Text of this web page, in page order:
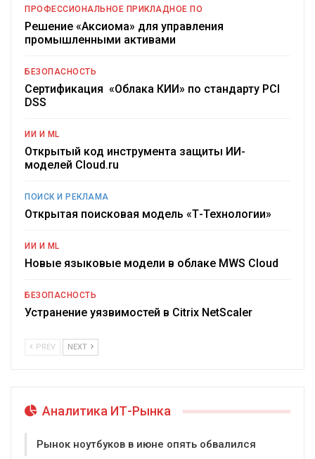
ПРОФЕССИОНАЛЬНОЕ ПРИКЛАДНОЕ ПО
Решение «Аксиома» для управления
промышленными активами
БЕЗОПАСНОСТЬ
Сертификация «Облака КИИ» по стандарту PCI
DSS
ИИ И ML
Открытый код инструмента защиты ИИ-
моделей Cloud.ru
ПОИСК И РЕКЛАМА
Открытая поисковая модель «Т-Технологии»
ИИ И ML
Новые языковые модели в облаке MWS Cloud
БЕЗОПАСНОСТЬ
Устранение уязвимостей в Citrix NetScaler
PREV NEXT
Аналитика ИТ-Рынка
Рынок ноутбуков в июне опять обвалился